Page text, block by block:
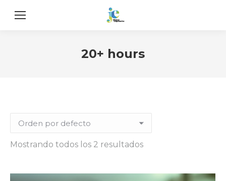
20+ hours
Mostrando todos los 2 resultados